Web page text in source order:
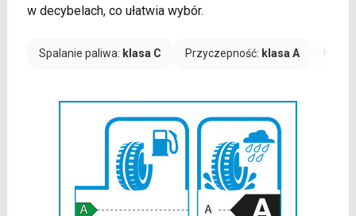
w decybelach, co ułatwia wybór.
Spalanie paliwa: klasa C Przyczepność: klasa A